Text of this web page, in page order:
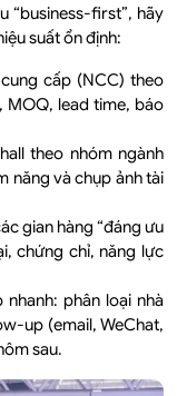
“business-first”, hãy
suất ổn định:
cấp (NCC) theo
MOQ, lead time, báo
theo nhóm ngành
năng và chụp ảnh tài
gian hàng “đáng ưu
chứng chỉ, năng lực
phân loại nhà
up (email, WeChat,
sau.